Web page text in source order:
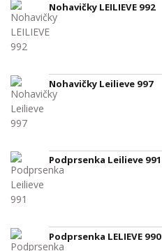
Nohavičky LEILIEVE 992
Nohavičky Leilieve 997
Podprsenka Leilieve 991
Podprsenka LELIEVE 990